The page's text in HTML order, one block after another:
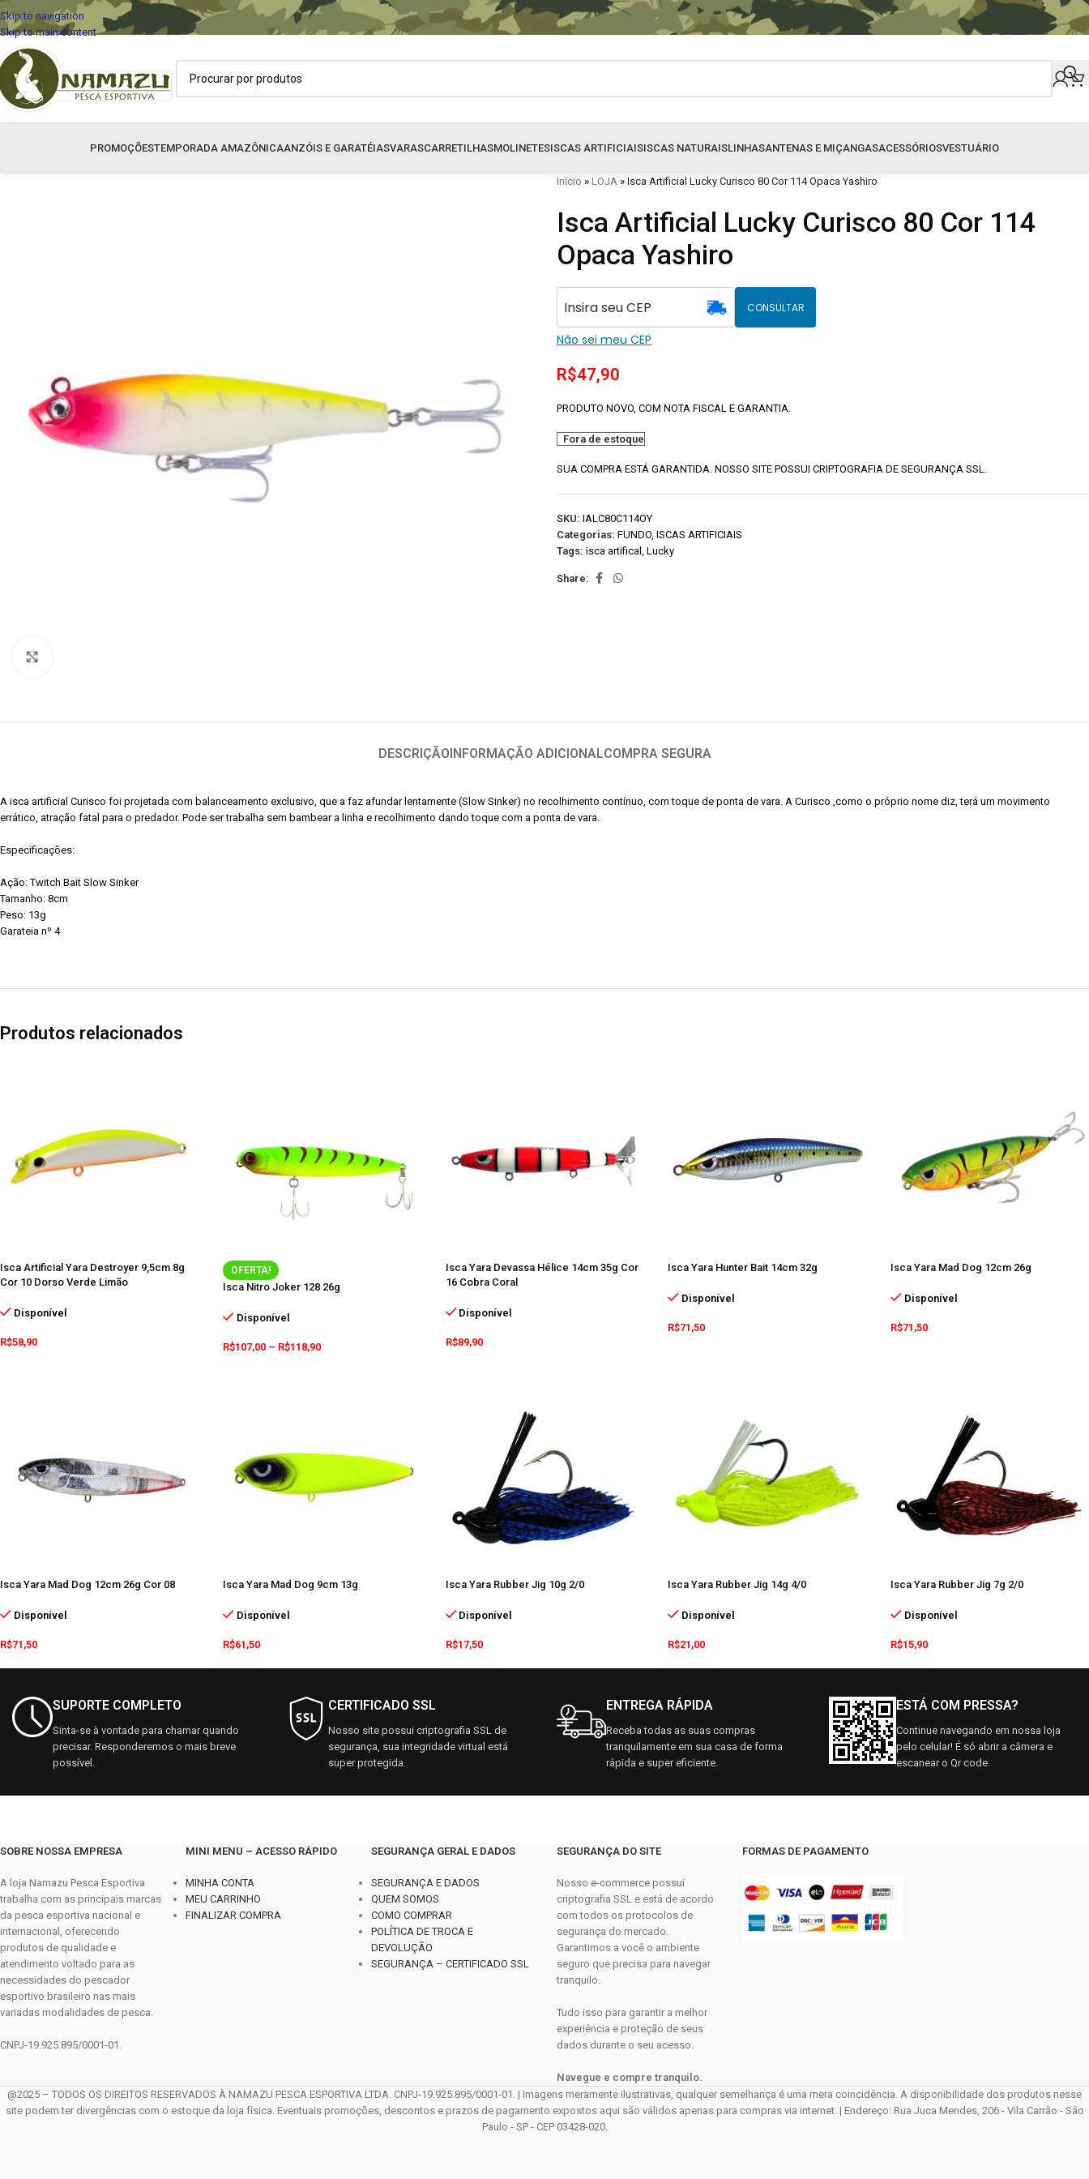
Skip to navigation
Skip to main content
PROMOÇÕESTEMPORADA AMAZÔNICAANZÓIS E GARATÉIASVARASCARRETILHASMOLINETESISCAS ARTIFICIAISISCAS NATURAISLINHASANTENAS E MIÇANGASACESSÓRIOSVESTUÁRIO
Início » LOJA » Isca Artificial Lucky Curisco 80 Cor 114 Opaca Yashiro
Isca Artificial Lucky Curisco 80 Cor 114
Opaca Yashiro
CONSULTAR
Não sei meu CEP
R$47,90
PRODUTO NOVO, COM NOTA FISCAL E GARANTIA.
Fora de estoque
SUA COMPRA ESTÁ GARANTIDA. NOSSO SITE POSSUI CRIPTOGRAFIA DE SEGURANÇA SSL.
SKU: IALC80C114OY
Categorias: FUNDO, ISCAS ARTIFICIAIS
Tags: isca artifical , Lucky
Share:
DESCRIÇÃOINFORMAÇÃO ADICIONALCOMPRA SEGURA
A isca artificial Curisco foi projetada com balanceamento exclusivo, que a faz afundar lentamente (Slow Sinker) no recolhimento contínuo, com toque de ponta de vara. A Curisco ,como o próprio nome diz, terá um movimento
errático, atração fatal para o predador. Pode ser trabalha sem bambear a linha e recolhimento dando toque com a ponta de vara.
Especificações:
Ação: Twitch Bait Slow Sinker
Tamanho: 8cm
Peso: 13g
Garateia nº 4
Produtos relacionados
Isca Artificial Yara Destroyer 9,5cm 8g
Cor 10 Dorso Verde Limão
Disponível
R$58,90
OFERTA!
Isca Nitro Joker 128 26g
Disponível
R$107,00 – R$118,90
Isca Yara Devassa Hélice 14cm 35g Cor
16 Cobra Coral
Disponível
R$89,90
Isca Yara Hunter Bait 14cm 32g
Disponível
R$71,50
Isca Yara Mad Dog 12cm 26g
Disponível
R$71,50
Isca Yara Mad Dog 12cm 26g Cor 08
Disponível
R$71,50
Isca Yara Mad Dog 9cm 13g
Disponível
R$61,50
Isca Yara Rubber Jig 10g 2/0
Disponível
R$17,50
Isca Yara Rubber Jig 14g 4/0
Disponível
R$21,00
Isca Yara Rubber Jig 7g 2/0
Disponível
R$15,90
SUPORTE COMPLETO
Sinta-se à vontade para chamar quando
precisar. Responderemos o mais breve
possível.
CERTIFICADO SSL
Nosso site possui criptografia SSL de
segurança, sua integridade virtual está
super protegida.
ENTREGA RÁPIDA
Receba todas as suas compras
tranquilamente em sua casa de forma
rápida e super eficiente.
ESTÁ COM PRESSA?
Continue navegando em nossa loja
pelo celular! É só abrir a câmera e
escanear o Qr code.
SOBRE NOSSA EMPRESA
A loja Namazu Pesca Esportiva
trabalha com as principais marcas
da pesca esportiva nacional e
internacional, oferecendo
produtos de qualidade e
atendimento voltado para as
necessidades do pescador
esportivo brasileiro nas mais
variadas modalidades de pesca.
CNPJ-19.925.895/0001-01.
MINI MENU – ACESSO RÁPIDO
MINHA CONTA
MEU CARRINHO
FINALIZAR COMPRA
SEGURANÇA GERAL E DADOS
SEGURANÇA E DADOS
QUEM SOMOS
COMO COMPRAR
POLÍTICA DE TROCA E
DEVOLUÇÃO
SEGURANÇA – CERTIFICADO SSL
SEGURANÇA DO SITE
Nosso e-commerce possui
criptografia SSL e está de acordo
com todos os protocolos de
segurança do mercado.
Garantimos a você o ambiente
seguro que precisa para navegar
tranquilo.
Tudo isso para garantir a melhor
experiência e proteção de seus
dados durante o seu acesso.
Navegue e compre tranquilo.
FORMAS DE PAGAMENTO
@2025 – TODOS OS DIREITOS RESERVADOS À NAMAZU PESCA ESPORTIVA LTDA. CNPJ-19.925.895/0001-01. | Imagens meramente ilustrativas, qualquer semelhança é uma mera coincidência. A disponibilidade dos produtos nesse
site podem ter divergências com o estoque da loja física. Eventuais promoções, descontos e prazos de pagamento expostos aqui são válidos apenas para compras via internet. | Endereço: Rua Juca Mendes, 206 - Vila Carrão - São
Paulo - SP - CEP 03428-020.